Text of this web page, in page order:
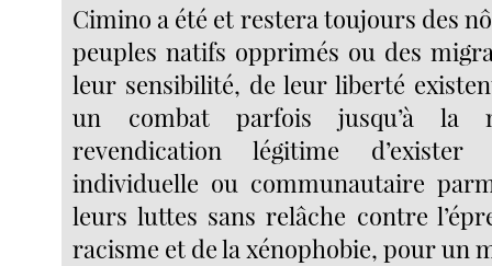
Cimino a été et restera toujours des
peuples natifs opprimés ou des
leur sensibilité, de leur liberté
un combat parfois jusqu’à la
revendication légitime
individuelle ou communautaire
leurs luttes sans relâche contre
racisme et de la xénophobie, pour un